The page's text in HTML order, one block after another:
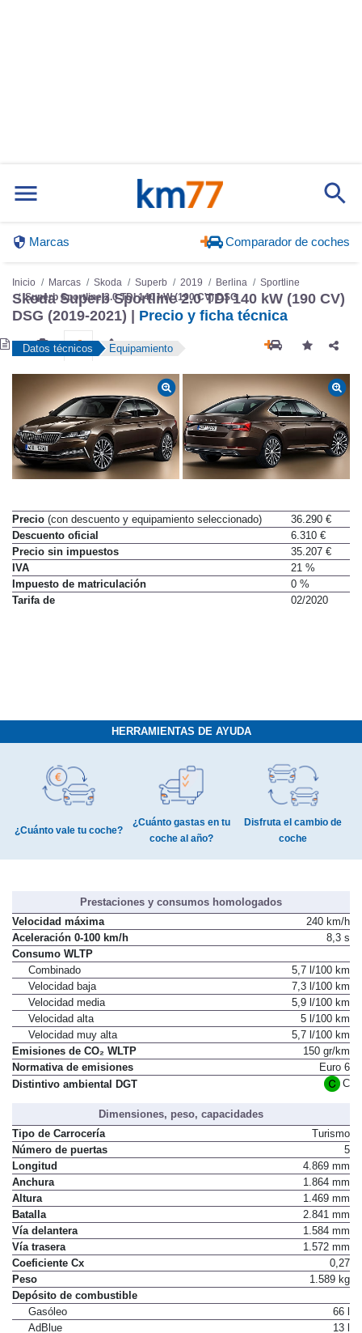
Inicio Marcas Skoda Superb 2019 Berlina
Sportline
Superb Sportline 2.0 TDI 140 kW (190 CV) DSG
Skoda Superb Sportline 2.0 TDI 140 kW (190 CV)
DSG (2019-2021) |
Precio y ficha técnica
Precio(con descuento y equipamiento seleccionado)
36.290 €
Descuento oficial
6.310 €
Precio sin impuestos
35.207 €
IVA
21 %
Impuesto de matriculación
0 %
HERRAMIENTAS DE AYUDA
¿Cuánto gastas en tu
Disfruta el cambio de
Prestaciones y consumos homologados
Velocidad máxima
240 km/h
Aceleración 0-100 km/h
Consumo WLTP
Combinado
5,7 l/100 km
Velocidad baja
7,3 l/100 km
Velocidad media
5,9 l/100 km
Velocidad alta
5 l/100 km
Velocidad muy alta
5,7 l/100 km
Emisiones de CO₂ WLTP
150 gr/km
Normativa de emisiones
Euro 6
Dimensiones, peso, capacidades
Tipo de Carrocería
Turismo
Número de puertas
5
Longitud
4.869 mm
Anchura
1.864 mm
Altura
1.469 mm
Batalla
2.841 mm
Vía delantera
1.584 mm
Vía trasera
1.572 mm
Coeficiente Cx
0,27
Peso
Depósito de combustible
Gasóleo
66 l